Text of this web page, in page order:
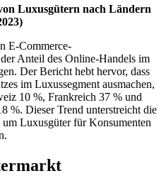
Luxusgütern nach Ländern
E-Commerce-
Anteil des Online-Handels im
Der Bericht hebt hervor, dass
im Luxussegment ausmachen,
10 %, Frankreich 37 % und
%. Dieser Trend unterstreicht die
Luxusgüter für Konsumenten